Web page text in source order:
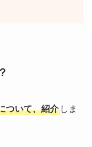
ついて、紹介しま